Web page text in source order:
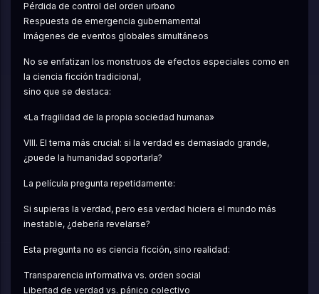
Pérdida de control del orden urbano
Respuesta de emergencia gubernamental
Imágenes de eventos globales simultáneos
No se enfatizan los monstruos de efectos especiales como en
la ciencia ficción tradicional,
sino que se destaca:
«La fragilidad de la propia sociedad humana»
VIII. El tema más crucial: si la verdad es demasiado grande,
¿puede la humanidad soportarla?
La película pregunta repetidamente:
Si supieras la verdad, pero esa verdad hiciera el mundo más
inestable, ¿debería revelarse?
Esta pregunta no es ciencia ficción, sino realidad:
Transparencia informativa vs. orden social
Libertad de verdad vs. pánico colectivo